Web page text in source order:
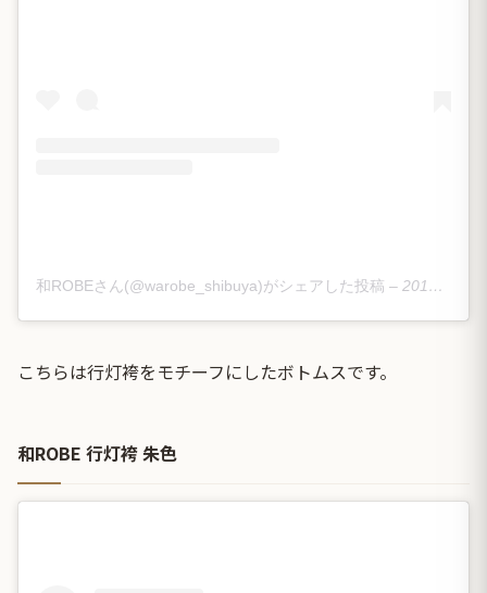
和ROBEさん(@warobe_shibuya)がシェアした投稿 – 2019年 3月月18日午後9時16分PDT
こちらは行灯袴をモチーフにしたボトムスです。
和ROBE 行灯袴 朱色